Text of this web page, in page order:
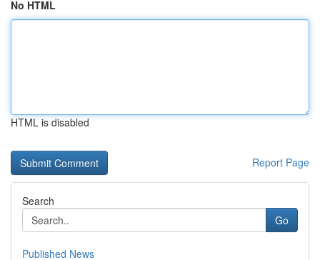
No HTML
HTML is disabled
Report Page
Search
Go
Published News